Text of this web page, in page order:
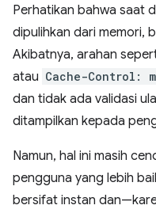
Perhatikan bahwa saat
dipulihkan dari memori,
Akibatnya, arahan
atau Cache-Control:
dan tidak ada validasi
ditampilkan kepada
Namun, hal ini masih
pengguna yang lebih
bersifat instan